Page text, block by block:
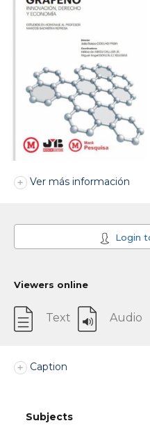
Ver más información
Login
Viewers online
Text Audio
Caption
Subjects